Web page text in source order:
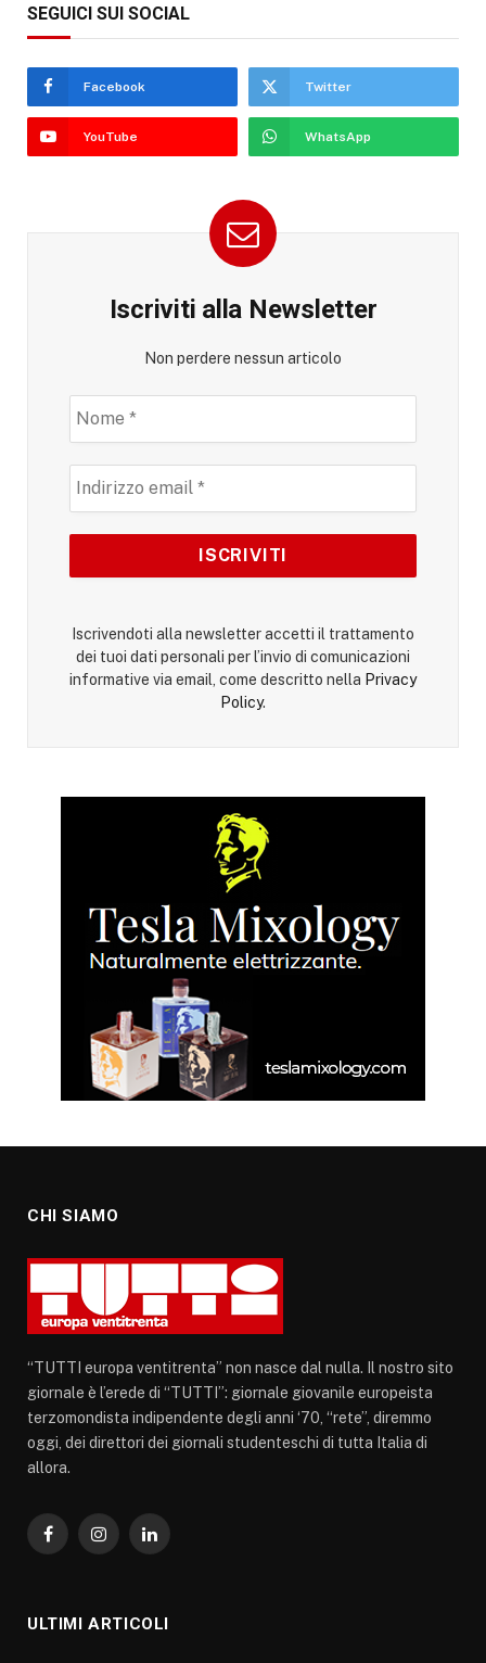
SEGUICI SUI SOCIAL
Facebook Twitter
YouTube WhatsApp
Iscriviti alla Newsletter
Non perdere nessun articolo
Iscrivendoti alla newsletter accetti il trattamento
dei tuoi dati personali per l’invio di comunicazioni
informative via email, come descritto nella Privacy
Policy.
CHI SIAMO
“TUTTI europa ventitrenta” non nasce dal nulla. Il nostro sito
giornale è l’erede di “TUTTI”: giornale giovanile europeista
terzomondista indipendente degli anni ‘70, “rete”, diremmo
oggi, dei direttori dei giornali studenteschi di tutta Italia di
allora.
FacebookInstagramLinkedIn
ULTIMI ARTICOLI